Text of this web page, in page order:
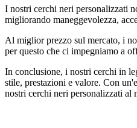
I nostri cerchi neri personalizzati
migliorando maneggevolezza,
Al miglior prezzo sul mercato, i
per questo che ci impegniamo a
In conclusione, i nostri cerchi in
stile, prestazioni e valore. Con
nostri cerchi neri personalizzati al